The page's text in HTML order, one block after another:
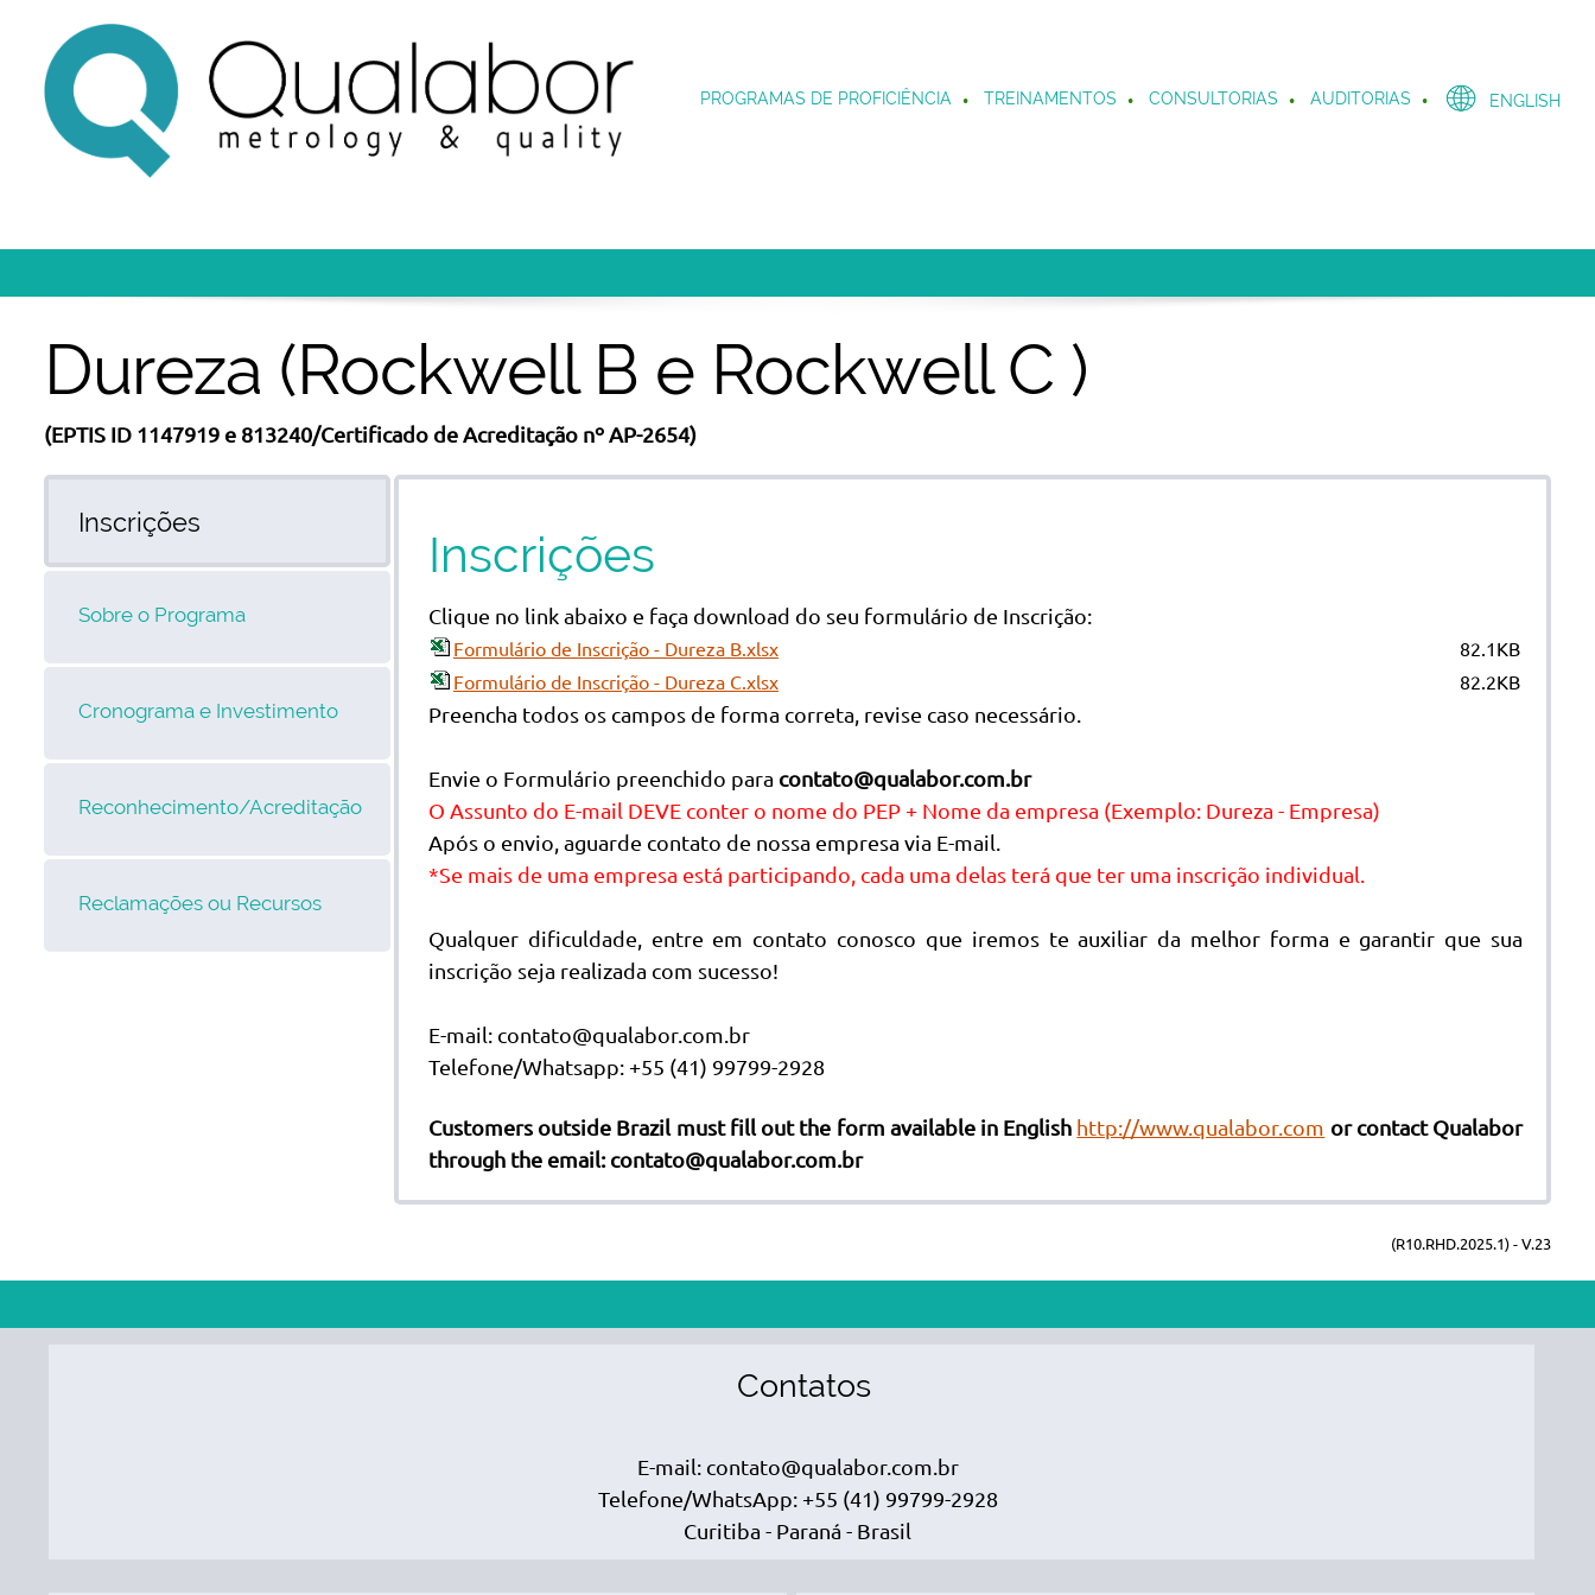
PROGRAMAS DE PROFICIÊNCIA TREINAMENTOS CONSULTORIAS AUDITORIAS ENGLISH
Dureza (Rockwell B e Rockwell C )
(EPTIS ID 1147919 e 813240/Certificado de Acreditação nº AP-2654)
Inscrições
Sobre o Programa
Cronograma e Investimento
Reconhecimento/Acreditação
Reclamações ou Recursos
Inscrições
Clique no link abaixo e faça download do seu formulário de Inscrição:
Formulário de Inscrição - Dureza B.xlsx
82.1KB
Formulário de Inscrição - Dureza C.xlsx
82.2KB
Preencha todos os campos de forma correta, revise caso necessário.
Envie o Formulário preenchido para contato@qualabor.com.br
O Assunto do E-mail DEVE conter o nome do PEP + Nome da empresa (Exemplo: Dureza - Empresa)
Após o envio, aguarde contato de nossa empresa via E-mail.
*Se mais de uma empresa está participando, cada uma delas terá que ter uma inscrição individual.
Qualquer dificuldade, entre em contato conosco que iremos te auxiliar da melhor forma e garantir que sua
inscrição seja realizada com sucesso!
E-mail: contato@qualabor.com.br
Telefone/Whatsapp: +55 (41) 99799-2928
Customers outside Brazil must fill out the form available in English http://www.qualabor.com or contact Qualabor
through the email: contato@qualabor.com.br
(R10.RHD.2025.1) - V.23
Contatos
E-mail: contato@qualabor.com.br
Telefone/WhatsApp: +55 (41) 99799-2928
Curitiba - Paraná - Brasil